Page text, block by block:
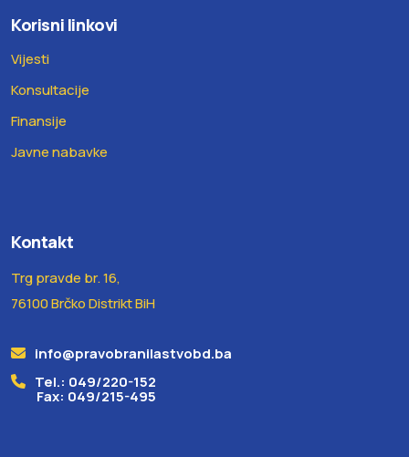
Korisni linkovi
Vijesti
Konsultacije
Finansije
Javne nabavke
Kontakt
Trg pravde br. 16,
76100 Brčko Distrikt BiH
info@pravobranilastvobd.ba
Tel.: 049/220-152
Fax: 049/215-495